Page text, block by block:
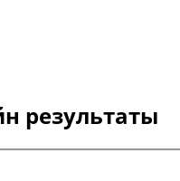
результаты